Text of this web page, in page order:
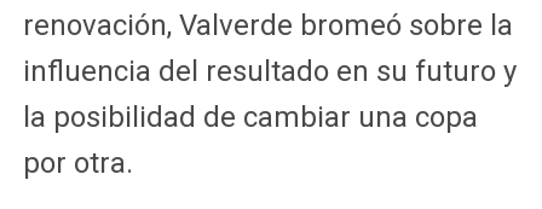
renovación, Valverde bromeó sobre la
influencia del resultado en su futuro y
la posibilidad de cambiar una copa
por otra.